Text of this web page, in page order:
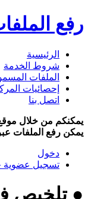
رفع
الرئيسية
شروط الخدمة
الملفات
إحصائيات
اتصل بنا
يمكنكم من خلال
يمكن رفع الملفات
دخول
تسجيل عضوية
● تلخيص ف 14